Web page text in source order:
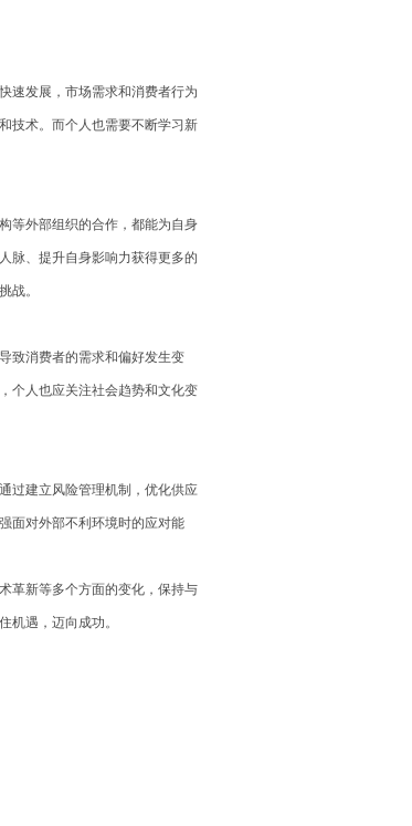
速发展，市场需求和消费者行为
技术。而个人也需要不断学习新
等外部组织的合作，都能为自身
脉、提升自身影响力获得更多的
战。
致消费者的需求和偏好发生变
个人也应关注社会趋势和文化变
过建立风险管理机制，优化供应
面对外部不利环境时的应对能
革新等多个方面的变化，保持与
机遇，迈向成功。